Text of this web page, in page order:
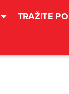
TRAŽITE